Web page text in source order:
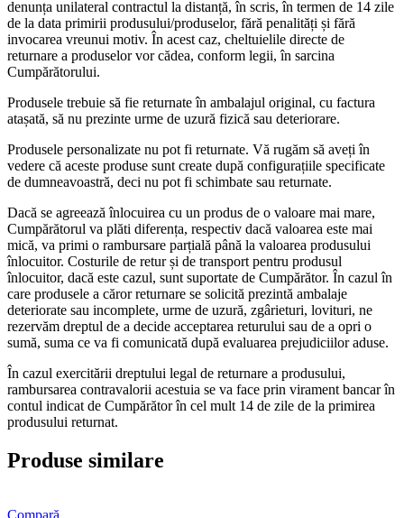
denunța unilateral contractul la distanță, în scris, în termen de 14 zile
de la data primirii produsului/produselor, fără penalități și fără
invocarea vreunui motiv. În acest caz, cheltuielile directe de
returnare a produselor vor cădea, conform legii, în sarcina
Cumpărătorului.
Produsele trebuie să fie returnate în ambalajul original, cu factura
atașată, să nu prezinte urme de uzură fizică sau deteriorare.
Produsele personalizate nu pot fi returnate. Vă rugăm să aveți în
vedere că aceste produse sunt create după configurațiile specificate
de dumneavoastră, deci nu pot fi schimbate sau returnate.
Dacă se agreează înlocuirea cu un produs de o valoare mai mare,
Cumpărătorul va plăti diferența, respectiv dacă valoarea este mai
mică, va primi o rambursare parțială până la valoarea produsului
înlocuitor. Costurile de retur și de transport pentru produsul
înlocuitor, dacă este cazul, sunt suportate de Cumpărător. În cazul în
care produsele a căror returnare se solicită prezintă ambalaje
deteriorate sau incomplete, urme de uzură, zgârieturi, lovituri, ne
rezervăm dreptul de a decide acceptarea returului sau de a opri o
sumă, suma ce va fi comunicată după evaluarea prejudiciilor aduse.
În cazul exercitării dreptului legal de returnare a produsului,
rambursarea contravalorii acestuia se va face prin virament bancar în
contul indicat de Cumpărător în cel mult 14 de zile de la primirea
produsului returnat.
Produse similare
Compară